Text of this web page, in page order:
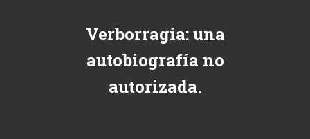
Verborragia: una
autobiografía no
autorizada.